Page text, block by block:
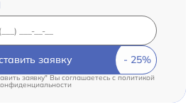
заявку
заявку" Вы соглашаетесь c политикой